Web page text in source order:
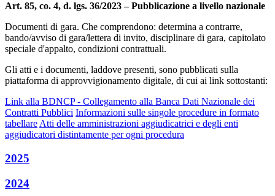
Art. 85, co. 4, d. lgs. 36/2023 – Pubblicazione a livello nazionale
Documenti di gara. Che comprendono: determina a contrarre,
bando/avviso di gara/lettera di invito, disciplinare di gara, capitolato
speciale d'appalto, condizioni contrattuali.
Gli atti e i documenti, laddove presenti, sono pubblicati sulla
piattaforma di approvvigionamento digitale, di cui ai link sottostanti:
Link alla BDNCP - Collegamento alla Banca Dati Nazionale dei
Contratti Pubblici Informazioni sulle singole procedure in formato
tabellare Atti delle amministrazioni aggiudicatrici e degli enti
aggiudicatori distintamente per ogni procedura
2025
2024